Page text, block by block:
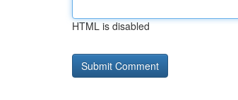
HTML is disabled